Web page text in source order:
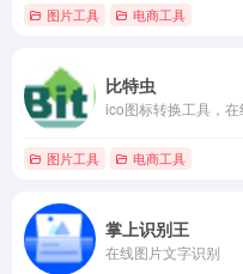
图片工具 电商工具
比特虫
ico图标转换工具，
图片工具 电商工具
掌上识别王
在线图片文字识别